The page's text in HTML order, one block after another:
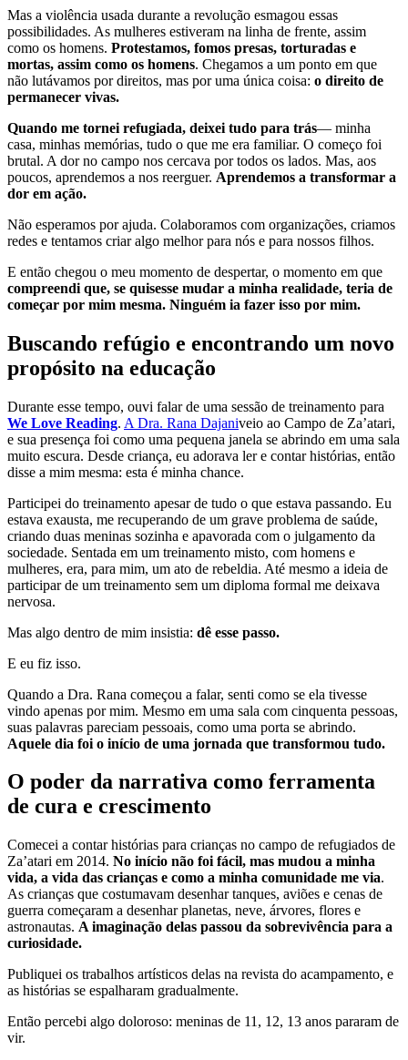
Mas a violência usada durante a revolução esmagou essas
possibilidades. As mulheres estiveram na linha de frente, assim
como os homens. Protestamos, fomos presas, torturadas e
mortas, assim como os homens. Chegamos a um ponto em que
não lutávamos por direitos, mas por uma única coisa: o direito de
permanecer vivas.
Quando me tornei refugiada, deixei tudo para trás— minha
casa, minhas memórias, tudo o que me era familiar. O começo foi
brutal. A dor no campo nos cercava por todos os lados. Mas, aos
poucos, aprendemos a nos reerguer. Aprendemos a transformar a
dor em ação.
Não esperamos por ajuda. Colaboramos com organizações, criamos
redes e tentamos criar algo melhor para nós e para nossos filhos.
E então chegou o meu momento de despertar, o momento em que
compreendi que, se quisesse mudar a minha realidade, teria de
começar por mim mesma. Ninguém ia fazer isso por mim.
Buscando refúgio e encontrando um novo
propósito na educação
Durante esse tempo, ouvi falar de uma sessão de treinamento para
We Love Reading. A Dra. Rana Dajaniveio ao Campo de Za’atari,
e sua presença foi como uma pequena janela se abrindo em uma sala
muito escura. Desde criança, eu adorava ler e contar histórias, então
disse a mim mesma: esta é minha chance.
Participei do treinamento apesar de tudo o que estava passando. Eu
estava exausta, me recuperando de um grave problema de saúde,
criando duas meninas sozinha e apavorada com o julgamento da
sociedade. Sentada em um treinamento misto, com homens e
mulheres, era, para mim, um ato de rebeldia. Até mesmo a ideia de
participar de um treinamento sem um diploma formal me deixava
nervosa.
Mas algo dentro de mim insistia: dê esse passo.
E eu fiz isso.
Quando a Dra. Rana começou a falar, senti como se ela tivesse
vindo apenas por mim. Mesmo em uma sala com cinquenta pessoas,
suas palavras pareciam pessoais, como uma porta se abrindo.
Aquele dia foi o início de uma jornada que transformou tudo.
O poder da narrativa como ferramenta
de cura e crescimento
Comecei a contar histórias para crianças no campo de refugiados de
Za’atari em 2014. No início não foi fácil, mas mudou a minha
vida, a vida das crianças e como a minha comunidade me via.
As crianças que costumavam desenhar tanques, aviões e cenas de
guerra começaram a desenhar planetas, neve, árvores, flores e
astronautas. A imaginação delas passou da sobrevivência para a
curiosidade.
Publiquei os trabalhos artísticos delas na revista do acampamento, e
as histórias se espalharam gradualmente.
Então percebi algo doloroso: meninas de 11, 12, 13 anos pararam de
vir.